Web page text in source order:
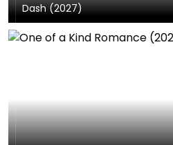
Dash (2027)